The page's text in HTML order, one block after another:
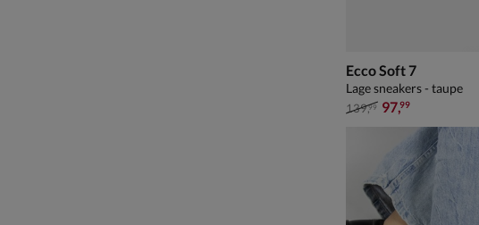
Ecco Soft 7
Lage sneakers - taupe
van € 139,99 voor €
139,99 97,99